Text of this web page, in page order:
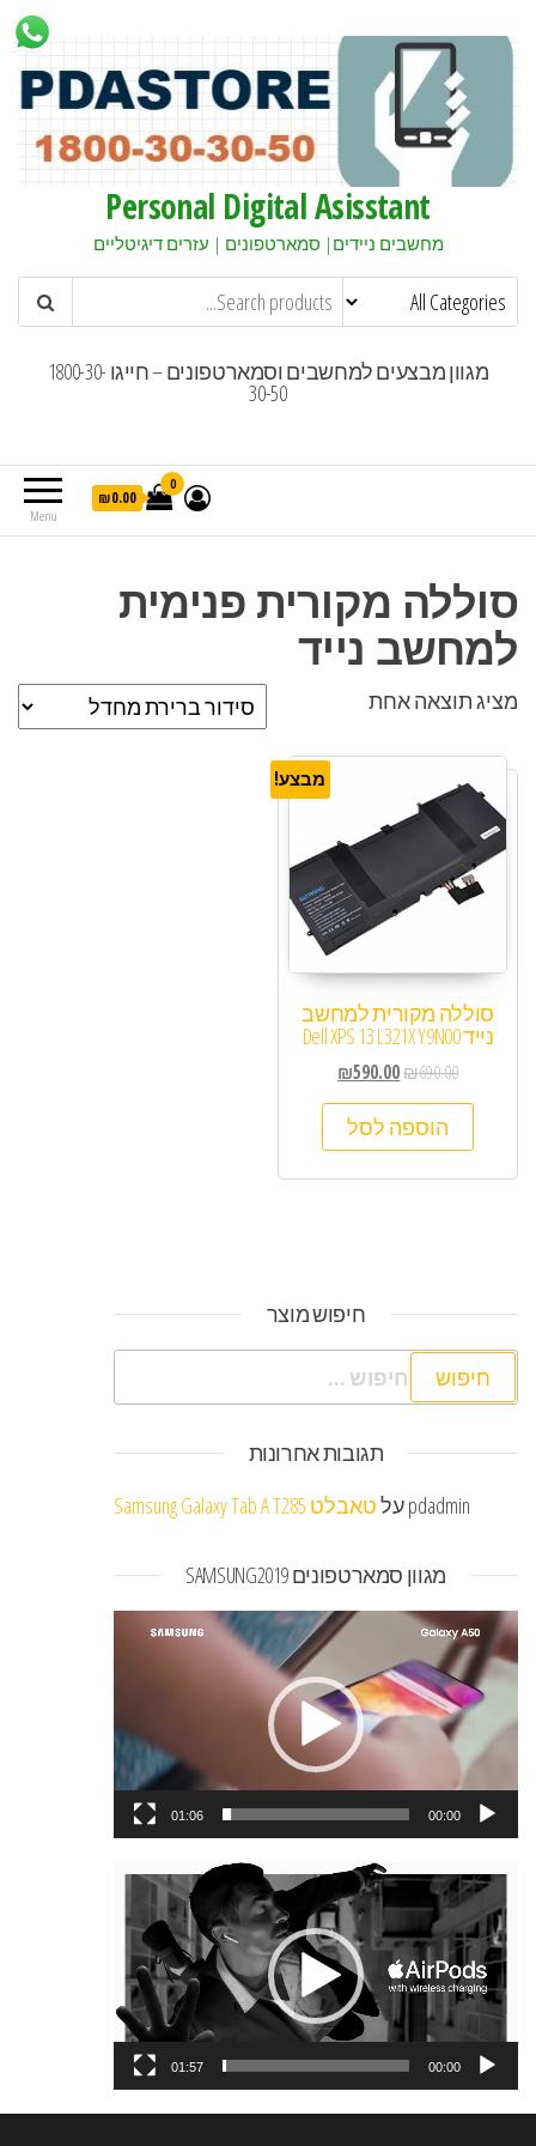
Personal Digital Asisstant
מחשבים ניידים| סמארטפונים | עזרים דיגיטליים
מגוון מבצעים למחשבים וסמארטפונים – חייגו 1800-30-
30-50
Menu
0
₪0.00
סוללה מקורית פנימית
למחשב נייד
מציג תוצאה אחת
מבצע!
סוללה מקורית למחשב
נייד Dell XPS 13 L321X Y9N00
₪690.00
₪590.00
הוספה לסל
חיפוש מוצר
חיפוש:
תגובות אחרונות
pdadminעלטאבלט Samsung Galaxy Tab A T285
מגוון סמארטפונים SAMSUNG2019
נגן
וידאו
00:00
01:06
נגן
וידאו
00:00
01:57